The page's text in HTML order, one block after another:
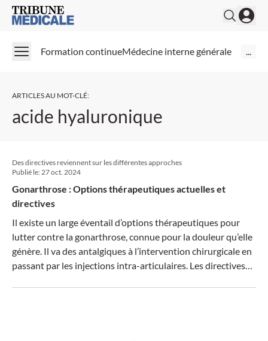
Medical Tribune
Formation continueMédecine interne générale ...
ARTICLES AU MOT-CLÉ:
acide hyaluronique
Des directives reviennent sur les différentes approches
Publié le:27 oct. 2024
Gonarthrose : Options thérapeutiques actuelles et
directives
Il existe un large éventail d’options thérapeutiques pour
lutter contre la gonarthrose, connue pour la douleur qu’elle
génère. Il va des antalgiques à l’intervention chirurgicale en
passant par les injections intra-articulaires. Les directives